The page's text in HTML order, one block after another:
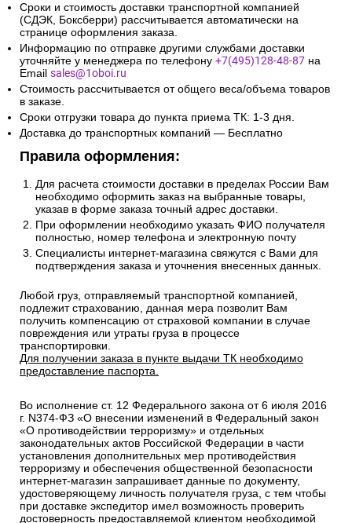
Сроки и стоимость доставки транспортной компанией
(СДЭК, Боксберри) рассчитывается автоматически на
странице оформления заказа.
Информацию по отправке другими службами доставки
уточняйте у менеджера по телефону +7(495)128-48-87 на
Email sales@1oboi.ru
Стоимость рассчитывается от общего веса/объема товаров
в заказе.
Сроки отгрузки товара до пункта приема ТК: 1-3 дня.
Доставка до транспортных компаний — Бесплатно
Правила оформления:
Для расчета стоимости доставки в пределах России Вам
необходимо оформить заказ на выбранные товары,
указав в форме заказа точный адрес доставки.
При оформлении необходимо указать ФИО получателя
полностью, номер телефона и электронную почту
Специалисты интернет-магазина свяжутся с Вами для
подтверждения заказа и уточнения внесенных данных.
Любой груз, отправляемый транспортной компанией,
подлежит страхованию, данная мера позволит Вам
получить компенсацию от страховой компании в случае
повреждения или утраты груза в процессе
транспортировки.
Для получении заказа в пункте выдачи ТК необходимо
предоставление паспорта.
Во исполнение ст. 12 Федерального закона от 6 июля 2016
г. N374-ФЗ «О внесении изменений в Федеральный закон
«О противодействии терроризму» и отдельных
законодательных актов Российской Федерации в части
установления дополнительных мер противодействия
терроризму и обеспечения общественной безопасности
интернет-магазин запрашивает данные по документу,
удостоверяющему личность получателя груза, с тем чтобы
при доставке экспедитор имел возможность проверить
достоверность предоставляемой клиентом необходимой